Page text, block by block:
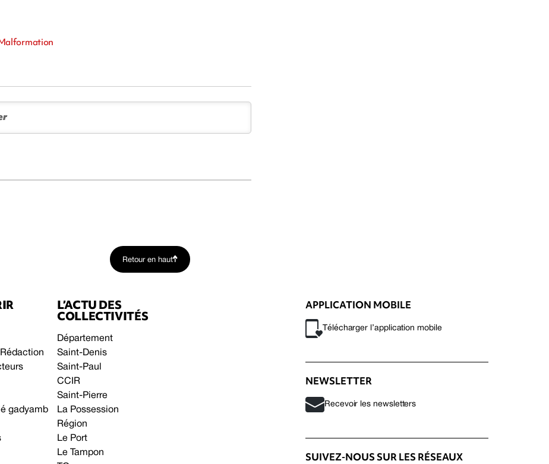
Retour en haut
gadyamb
L’ACTU DES
COLLECTIVITÉS
Département
Saint-Denis
Saint-Paul
CCIR
Saint-Pierre
La Possession
Région
Le Port
Le Tampon
APPLICATION MOBILE
Télécharger l’application mobile
NEWSLETTER
Recevoir les newsletters
SUIVEZ-NOUS SUR LES RÉSEAUX